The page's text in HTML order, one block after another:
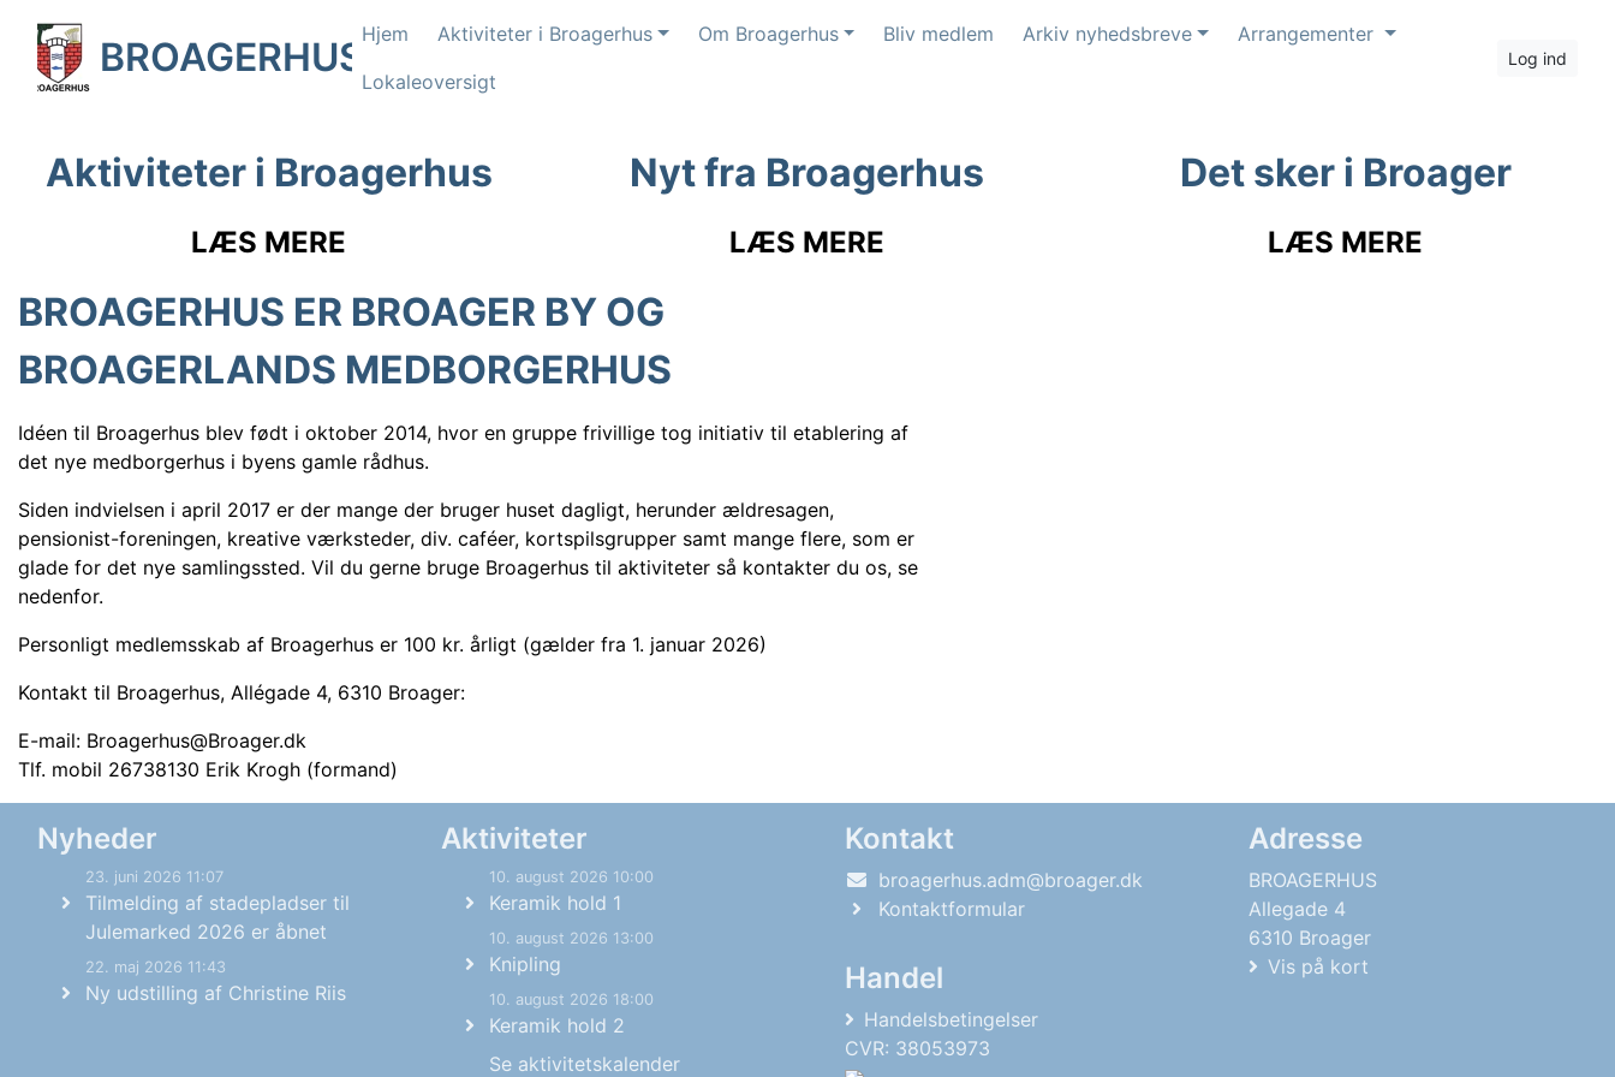
BROAGERHUSHjem Aktiviteter i Broagerhus Om Broagerhus Bliv medlem Arkiv nyhedsbreve
Arrangementer
Lokaleoversigt
Log ind
Aktiviteter i Broagerhus
LÆS MERE
Nyt fra Broagerhus
LÆS MERE
Det sker i Broager
LÆS MERE
BROAGERHUS ER BROAGER BY OG
BROAGERLANDS MEDBORGERHUS
Idéen til Broagerhus blev født i oktober 2014, hvor en gruppe frivillige tog initiativ til etablering af
det nye medborgerhus i byens gamle rådhus.
Siden indvielsen i april 2017 er der mange der bruger huset dagligt, herunder ældresagen,
pensionist-foreningen, kreative værksteder, div. caféer, kortspilsgrupper samt mange flere, som er
glade for det nye samlingssted. Vil du gerne bruge Broagerhus til aktiviteter så kontakter du os, se
nedenfor.
Personligt medlemsskab af Broagerhus er 100 kr. årligt (gælder fra 1. januar 2026)
Kontakt til Broagerhus, Allégade 4, 6310 Broager:
E-mail: Broagerhus@Broager.dk
Tlf. mobil 26738130 Erik Krogh (formand)
Nyheder
23. juni 2026 11:07
Tilmelding af stadepladser til
Julemarked 2026 er åbnet
22. maj 2026 11:43
Ny udstilling af Christine Riis
Aktiviteter
10. august 2026 10:00
Keramik hold 1
10. august 2026 13:00
Knipling
10. august 2026 18:00
Keramik hold 2
Se aktivitetskalender
Kontakt
broagerhus.adm@broager.dk
Kontaktformular
Handel
Handelsbetingelser
CVR: 38053973
Adresse
BROAGERHUS
Allegade 4
6310 Broager
Vis på kort